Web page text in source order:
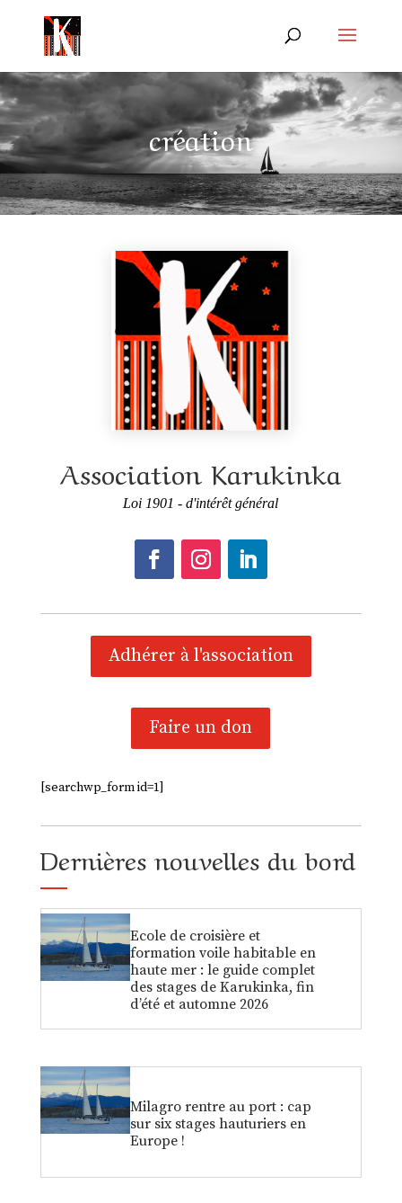
création
Association Karukinka
Loi 1901 - d'intérêt général
Adhérer à l'association
Faire un don
[searchwp_form id=1]
Dernières nouvelles du bord
Ecole de croisière et
formation voile habitable en
haute mer : le guide complet
des stages de Karukinka, fin
d’été et automne 2026
Milagro rentre au port : cap
sur six stages hauturiers en
Europe !